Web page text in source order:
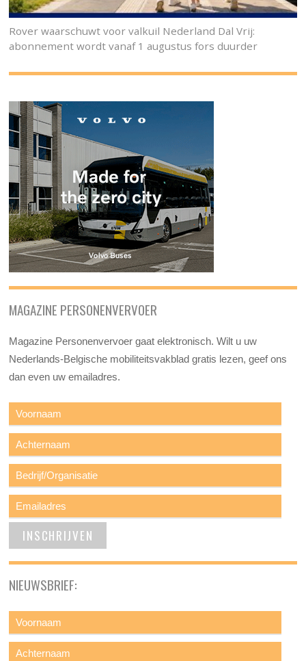
Rover waarschuwt voor valkuil Nederland Dal Vrij:
abonnement wordt vanaf 1 augustus fors duurder
MAGAZINE PERSONENVERVOER
Magazine Personenvervoer gaat elektronisch. Wilt u uw
Nederlands-Belgische mobiliteitsvakblad gratis lezen, geef ons
dan even uw emailadres.
NIEUWSBRIEF: